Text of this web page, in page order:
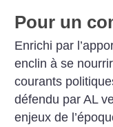
Pour un
Enrichi par
enclin à se
courants
défendu par AL
enjeux de